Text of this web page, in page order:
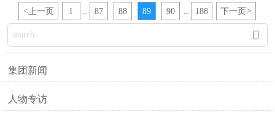
<上一页 1 ... 87 88 89 90 ... 188 下一页 >

集团新闻
人物专访